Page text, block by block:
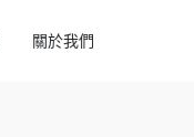
關於我們